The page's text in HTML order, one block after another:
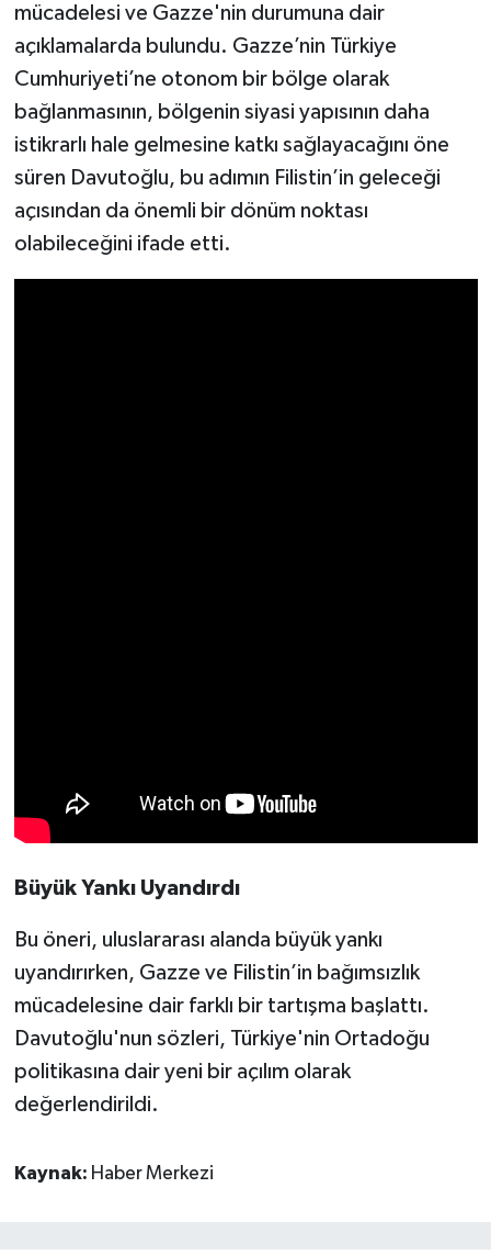
mücadelesi ve Gazze'nin durumuna dair
açıklamalarda bulundu. Gazze’nin Türkiye
Cumhuriyeti’ne otonom bir bölge olarak
bağlanmasının, bölgenin siyasi yapısının daha
istikrarlı hale gelmesine katkı sağlayacağını öne
süren Davutoğlu, bu adımın Filistin’in geleceği
açısından da önemli bir dönüm noktası
olabileceğini ifade etti.
Büyük Yankı Uyandırdı
Bu öneri, uluslararası alanda büyük yankı
uyandırırken, Gazze ve Filistin’in bağımsızlık
mücadelesine dair farklı bir tartışma başlattı.
Davutoğlu'nun sözleri, Türkiye'nin Ortadoğu
politikasına dair yeni bir açılım olarak
değerlendirildi.
Kaynak: Haber Merkezi